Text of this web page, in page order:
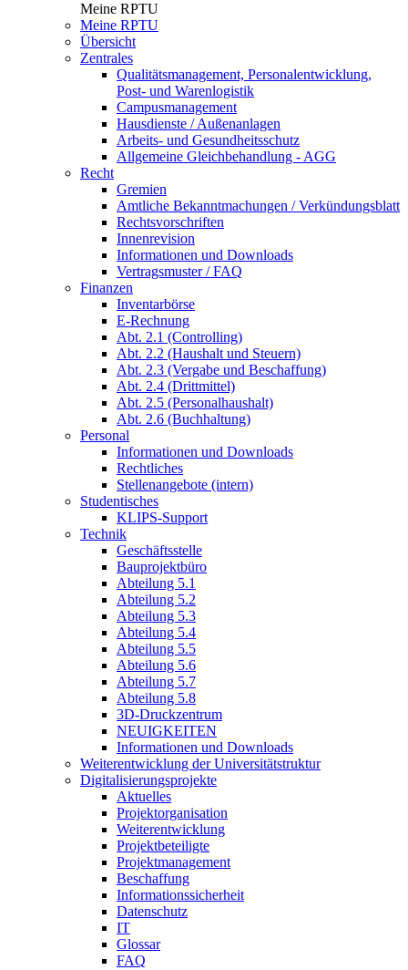
Meine RPTU
Meine RPTU
Übersicht
Zentrales
Qualitätsmanagement, Personalentwicklung,
Post- und Warenlogistik
Campusmanagement
Hausdienste / Außenanlagen
Arbeits- und Gesundheitsschutz
Allgemeine Gleichbehandlung - AGG
Recht
Gremien
Amtliche Bekanntmachungen / Verkündungsblatt
Rechtsvorschriften
Innenrevision
Informationen und Downloads
Vertragsmuster / FAQ
Finanzen
Inventarbörse
E-Rechnung
Abt. 2.1 (Controlling)
Abt. 2.2 (Haushalt und Steuern)
Abt. 2.3 (Vergabe und Beschaffung)
Abt. 2.4 (Drittmittel)
Abt. 2.5 (Personalhaushalt)
Abt. 2.6 (Buchhaltung)
Personal
Informationen und Downloads
Rechtliches
Stellenangebote (intern)
Studentisches
KLIPS-Support
Technik
Geschäftsstelle
Bauprojektbüro
Abteilung 5.1
Abteilung 5.2
Abteilung 5.3
Abteilung 5.4
Abteilung 5.5
Abteilung 5.6
Abteilung 5.7
Abteilung 5.8
3D-Druckzentrum
NEUIGKEITEN
Informationen und Downloads
Weiterentwicklung der Universitätstruktur
Digitalisierungsprojekte
Aktuelles
Projektorganisation
Weiterentwicklung
Projektbeteiligte
Projektmanagement
Beschaffung
Informationssicherheit
Datenschutz
IT
Glossar
FAQ